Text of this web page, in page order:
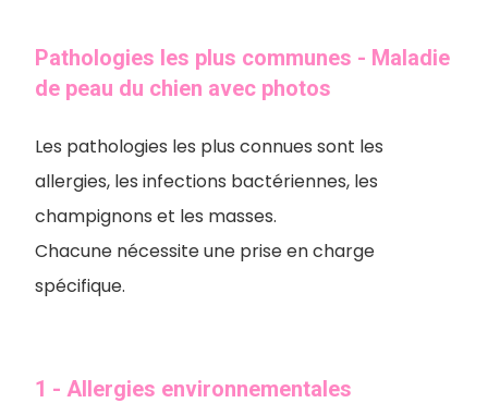
Pathologies les plus communes - Maladie
de peau du chien avec photos
Les pathologies les plus connues sont les
allergies, les infections bactériennes, les
champignons et les masses.
Chacune nécessite une prise en charge
spécifique.
1 - Allergies environnementales